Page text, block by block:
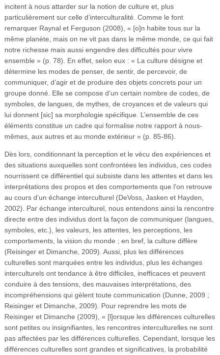
incitent à nous attarder sur la notion de culture et, plus
particulièrement sur celle d’interculturalité. Comme le font
remarquer Raynal et Ferguson (2008), « [o]n habite tous sur la
même planète, mais on ne vit pas dans le même monde, ce qui fait
notre richesse mais aussi engendre des difficultés pour vivre
ensemble » (p. 78). En effet, selon eux : « La culture désigne et
détermine les modes de penser, de sentir, de percevoir, de
communiquer, d’agir et de produire des objets concrets pour un
groupe donné. Elle se compose d’un certain nombre de codes, de
symboles, de langues, de mythes, de croyances et de valeurs qui
lui donnent [sic] sa morphologie spécifique. L’ensemble de ces
éléments constitue un cadre qui formalise notre rapport à nous-
mêmes, aux autres et au monde extérieur » (p. 85-86).
Dès lors, conditionnant la perception et le vécu des expériences et
des situations auxquelles sont confrontées les individus, ces codes
nourrissent ce différentiel qui subsiste dans les attentes et dans les
interprétations des propos et des comportements que l’on retrouve
au cours d’un échange interculturel (DeVoss, Jasken et Hayden,
2002). Par échange interculturel, nous entendons ainsi la rencontre
directe entre des individus dont la façon de communiquer (langues,
symboles, etc.), les valeurs, les attentes, les perceptions, les
comportements, la vision du monde ; en bref, la culture diffère
(Reisinger et Dimanche, 2009). Aussi, plus les différences
culturelles sont marquées entre les individus, plus les échanges
interculturels ont tendance à être difficiles, inefficaces et peuvent
conduire à des tensions, des mauvaises interprétations, des
incompréhensions qui gèlent toute communication (Dunne, 2009 ;
Reisinger et Dimanche, 2009). Pour reprendre les mots de
Reisinger et Dimanche (2009), « [l]orsque les différences culturelles
sont petites ou insignifiantes, les rencontres interculturelles ne sont
pas affectées par les différences culturelles. Cependant, lorsque les
différences culturelles sont grandes et significatives, la probabilité